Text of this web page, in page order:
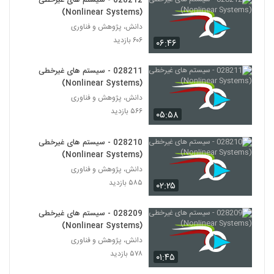
234
235
028246 - سیستم های مهندسی شده پیچیده
(Complex Engineered Systems)
028247 - سیستم های مهندسی شده پیچیده
۵۵۶ بازدید
237
028248 - سیستم های مهندسی شده پیچیده
(Complex Engineered Systems)
028249 - طراحی سیستم های پیچیده
(Complex Systems Design)
۵۶۲ بازدید
028250 - طراحی سیستم های پیچیده
۴۵۸ بازدید
۰۶:۴۶
(Nonlinear Systems)
دانش، پژوهش و فناوری
۶۰۶ بازدید
۰۵:۵۸
028211 - سیستم های غیرخطی
(Nonlinear Systems)
دانش، پژوهش و فناوری
۵۶۶ بازدید
۰۲:۲۵
028210 - سیستم های غیرخطی
(Nonlinear Systems)
دانش، پژوهش و فناوری
۵۸۵ بازدید
۰۱:۴۵
028209 - سیستم های غیرخطی
(Nonlinear Systems)
دانش، پژوهش و فناوری
۵۷۸ بازدید